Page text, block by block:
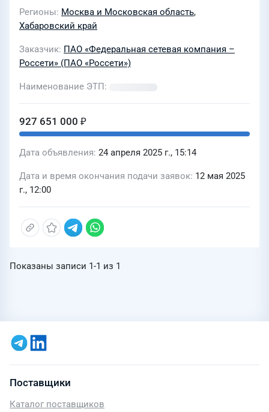
Логистика и ВЛ 220 кВ Логистика
Суходол (для ТП энергопринимающих
устройств и объектов по
производству электрической энергии
ООО «ФинИнвест»)» (S080081157,
ФИП - 3338470)
Регионы Москва и Московская область,
Хабаровский край
Заказчик ПАО «Федеральная сетевая компания –
Россети» (ПАО «Россети»)
Наименование ЭТП
927 651 000 ₽
Дата объявления 24 апреля 2025 г., 15:14
Дата и время окончания подачи заявок 12 мая 2025
г., 12:00
Показаны записи 1-1 из 1
Поставщики
Каталог поставщиков